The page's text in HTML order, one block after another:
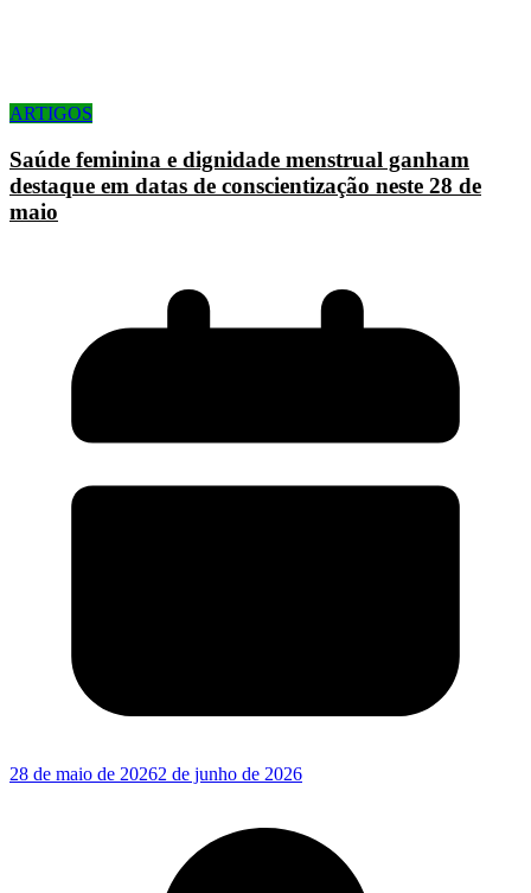
ARTIGOS
Saúde feminina e dignidade menstrual ganham
destaque em datas de conscientização neste 28 de
maio
28 de maio de 20262 de junho de 2026